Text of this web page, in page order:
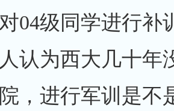
04级同学进行补
认为西大几十年
，进行军训是不